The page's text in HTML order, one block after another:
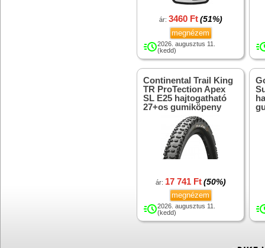
ár: 3460 Ft (51%)
megnézem
2026. augusztus 11.
(kedd)
Continental Trail King
TR ProTection Apex
SL E25 hajtogatható
27+os gumiköpeny
ár: 17 741 Ft (50%)
megnézem
2026. augusztus 11.
(kedd)